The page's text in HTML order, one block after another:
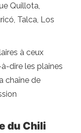
Quillota,
Talca, Los
à ceux
dire les plaines
chaîne de
du Chili